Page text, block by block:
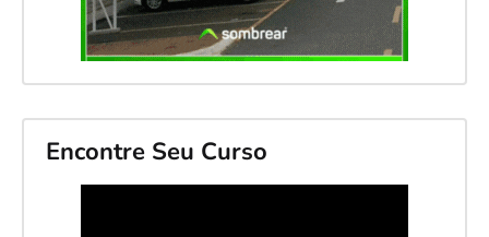
Encontre Seu Curso